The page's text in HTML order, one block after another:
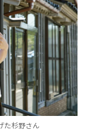
た杉野さん